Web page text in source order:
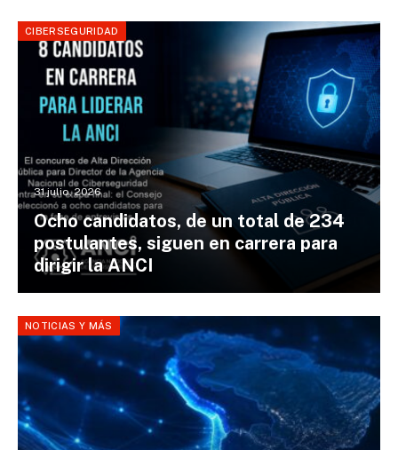
CIBERSEGURIDAD
31 julio, 2026
Ocho candidatos, de un total de 234
postulantes, siguen en carrera para
dirigir la ANCI
NOTICIAS Y MÁS